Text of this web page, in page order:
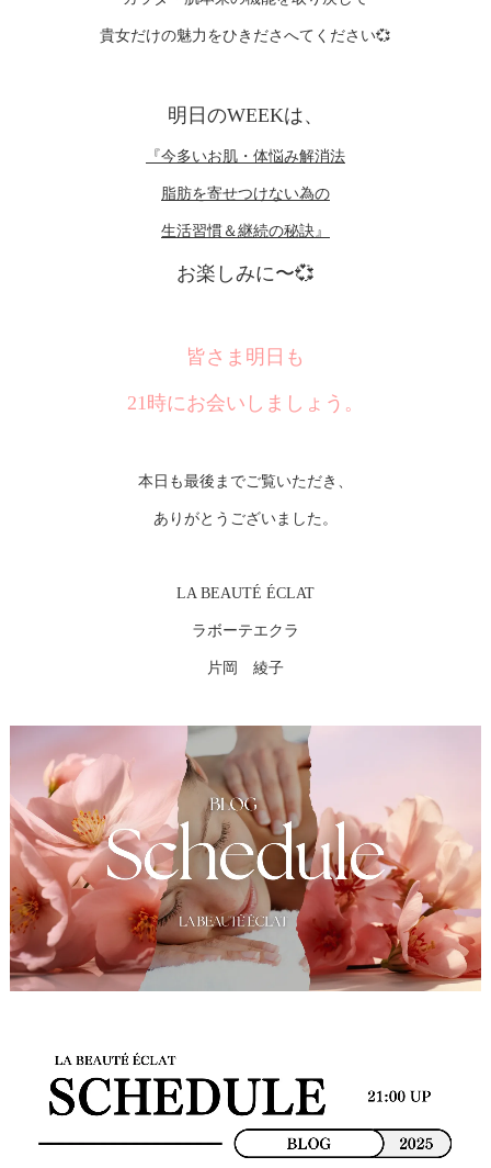
貴女だけの魅力をひきださへてください💞
明日のWEEKは、
『今多いお肌・体悩み解消法
脂肪を寄せつけない為の
生活習慣＆継続の秘訣』
お楽しみに〜💞
皆さま明日も
21時にお会いしましょう。
本日も最後までご覧いただき、
ありがとうございました。
LA BEAUTÉ ÉCLAT
ラボーテエクラ
片岡 綾子